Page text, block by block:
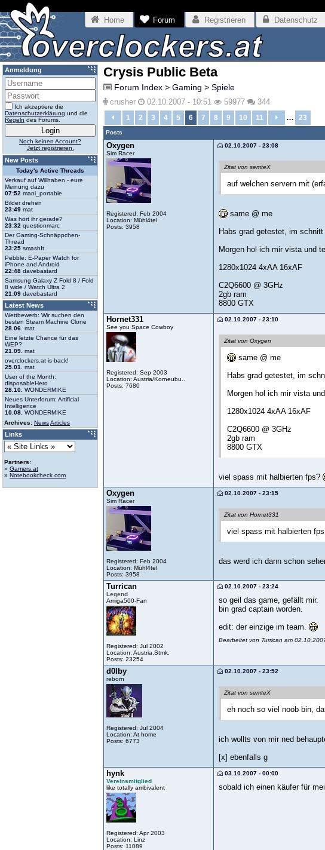
Home Forum Registrieren Datenschutz
Crysis Public Beta
Forum Index > Gaming > Spiele
crusher 02.10.2007 - 10:51 59977 344
1 2 3 4 5 6 7 8 9 10 11 … 23
Posts
Oxygen
Sim Racer
Registered: Feb 2004
Location: Mühl4tel
Posts: 3958
02.10.2007 - 23:08
Zitat von semteX
auf welchen servern mit
same @ me
Habs grad getestet, im
Morgen hol ich mir vista und
1280x1024 4xAA 16xAF
C2Q6600 @ 3GHz
2gb ram
8800 GTX
Hornet331
See you Space Cowboy
Registered: Sep 2003
Location: Austria/Korneubu..
Posts: 7680
02.10.2007 - 23:10
Zitat von Oxygen
same @ me
Habs grad getestet, im
Morgen hol ich mir vista
1280x1024 4xAA 16xAF
C2Q6600 @ 3GHz
2gb ram
8800 GTX
viel spass mit halbierten fps?
Oxygen
Sim Racer
Registered: Feb 2004
Location: Mühl4tel
Posts: 3958
02.10.2007 - 23:15
Zitat von Hornet331
viel spass mit halbierten
das werd ich dann schon
Turrican
Legend
Amiga500-Fan
Registered: Jul 2002
Location: Austria,Stmk.
Posts: 23254
02.10.2007 - 23:24
so geil das game, gefällt mir.
bin grad captain worden.
edit: der einzige im team.
Bearbeitet von Turrican am
d0lby
reborn
Registered: Jul 2004
Location: At home
Posts: 6773
02.10.2007 - 23:52
Zitat von semteX
eh noch so viel noob bin,
ich wollts von mir ned
[x] ebenfalls g
hynk
Vereinsmitglied
like totally ambivalent
Registered: Apr 2003
Location: Linz
Posts: 11089
03.10.2007 - 00:00
sobald ich einen käufer für
Anmeldung
Ich akzeptiere die
Datenschutzerklärung und die
Regeln des Forums.
Noch keinen Account?
Jetzt registrieren.
New Posts
Today's Active Threads
Verkauf auf Willhaben - eure
Meinung dazu
07:52 mani_portable
Bilder drehen
23:49 mat
Was hört ihr gerade?
23:32 questionmarc
Der Gaming-Schnäppchen-
Thread
23:25 smashIt
Pebble: E-Paper Watch for
iPhone and Android
22:48 davebastard
Samsung Galaxy Z Fold 8 / Fold
8 wide / Watch Ultra 2
21:09 davebastard
Latest News
Wettbewerb: Wir suchen den
besten Steam Machine Clone
28.06. mat
Eine letzte Chance für das
WEP?
21.09. mat
overclockers.at is back!
25.01.
mat
User of the Month:
disposableHero
28.10. WONDERMIKE
Neues Unterforum: Artificial
Intelligence
10.08. WONDERMIKE
Archives: NewsArticles
Links
Partners:
» Gamers.at
» Notebookcheck.com